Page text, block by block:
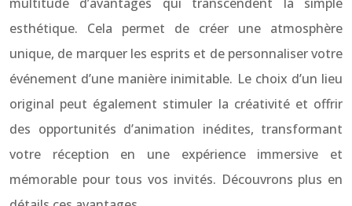
esthétique. Cela permet de créer une atmosphère
unique, de marquer les esprits et de personnaliser votre
événement d’une manière inimitable. Le choix d’un lieu
original peut également stimuler la créativité et offrir
des opportunités d’animation inédites, transformant
votre réception en une expérience immersive et
mémorable pour tous vos invités. Découvrons plus en